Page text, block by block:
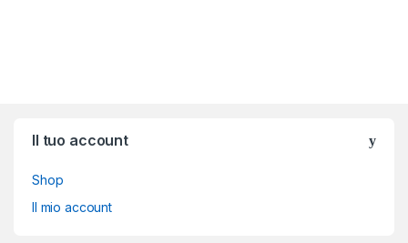
Il tuo account
Shop
Il mio account